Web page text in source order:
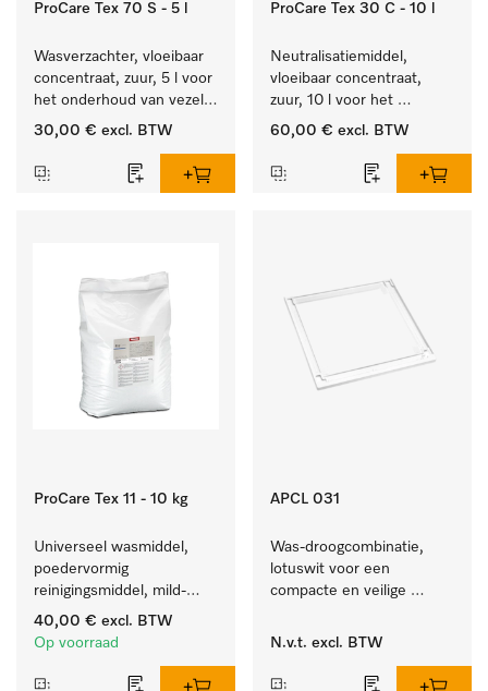
ProCare Tex 70 S - 5 l
Wasverzachter, vloeibaar
concentraat, zuur, 5 l voor
het onderhoud van vezels
zodat het textiel lang
30,00 € excl. BTW
ProCare Tex 30 C - 10 l
Neutralisatiemiddel,
vloeibaar concentraat,
zuur, 10 l voor het
optimaal beschermen van
betrouwbare neutralisatie.
60,00 € excl. BTW
ProCare Tex 11 - 10 kg
Universeel wasmiddel,
poedervormig
reinigingsmiddel, mild-
alkalisch, 10 kg voor het
reinigen van wit wasgoed
40,00 € excl. BTW
Op voorraad
APCL 031
Was-droogcombinatie,
lotuswit voor een
compacte en veilige
droogzuil.
N.v.t. excl. BTW